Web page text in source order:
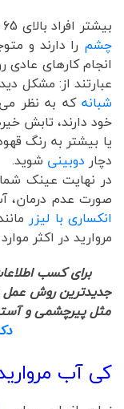
بیشتر افراد بالای 65 سال برخی از
چشم را دارند و
انجام کارهای عادی
عبارتند از: مشکل
شبانه که به نظر
خود دارند، تابش
یا بیشتر به رنگ
دچار دوبینی شوید.
در نهایت عینک
صورت عدم درمان،
انکساری با لیزر
مروارید در اکثر
برای کسب
جدیدترین روش عمل
مثل پیرچشمی و
کی آب